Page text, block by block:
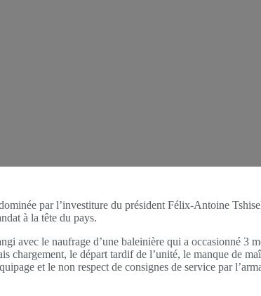
par l’investiture du président Félix-Antoine
à la tête du pays.
avec le naufrage d’une baleinière qui a occasionné 3
chargement, le départ tardif de l’unité, le manque de
et le non respect de consignes de service par